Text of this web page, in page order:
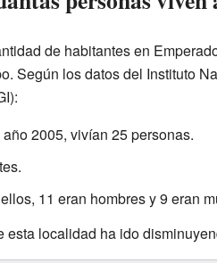
de habitantes en
Según los datos del Instituto
2005, vivían 25 personas.
11 eran hombres y 9 eran
localidad ha ido